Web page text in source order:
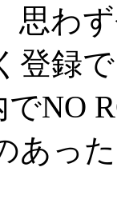
思わ
登録
でNO
あっ